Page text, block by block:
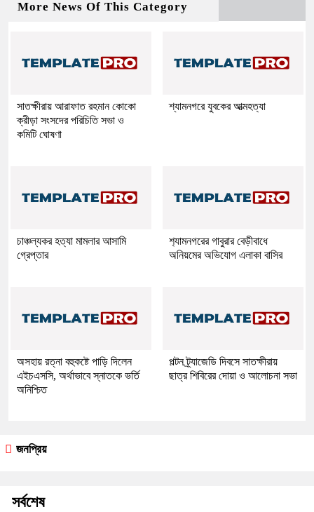
More News Of This Category
সাতক্ষীরায় আরাফাত রহমান কোকো
ক্রীড়া সংসদের পরিচিতি সভা ও
কমিটি ঘোষণা
শ্যামনগরে যুবকের আত্মহত্যা
চাঞ্চল্যকর হত্যা মামলার আসামি
গ্রেপ্তার
শ‍্যামনগরের গাবুরার বেড়ীবাধে
অনিয়মের অভিযোগ এলাকা বাসির
অসহায় রত্না বহুকষ্টে পাড়ি দিলেন
এইচএসসি, অর্থাভাবে স্নাতকে ভর্তি
অনিশ্চিত
পল্টন ট্র্যাজেডি দিবসে সাতক্ষীরায়
ছাত্র শিবিরের দোয়া ও আলোচনা সভা
জনপ্রিয়
সর্বশেষ